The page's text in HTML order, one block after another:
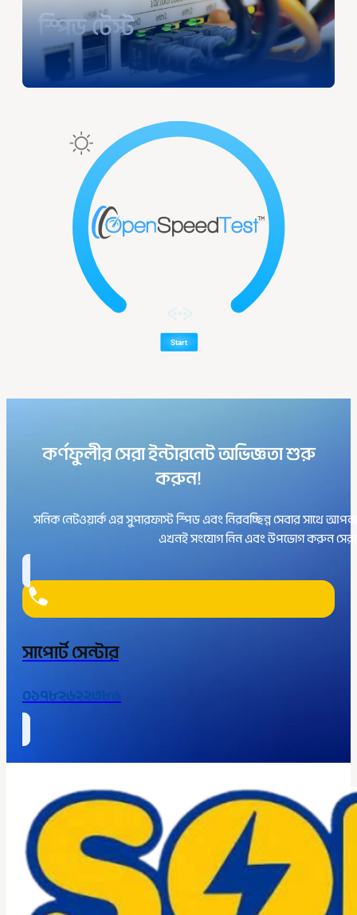
স্পিড টেস্ট
কর্ণফুলীর সেরা ইন্টারনেট অভিজ্ঞতা শুরু
করুন!
সনিক নেটওয়ার্ক এর সুপারফাস্ট স্পিড এবং নিরবচ্ছিন্ন সেবার সাথে
এখনই সংযোগ নিন এবং উপভোগ করুন সেরা
সাপোর্ট সেন্টার
০১৭৮২৬২২৩৮৬